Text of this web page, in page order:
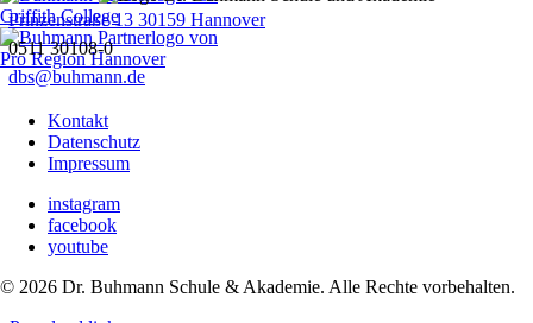
Prinzenstraße 13 30159 Hannover
0511 30108-0
dbs@buhmann.de
Kontakt
Datenschutz
Impressum
instagram
facebook
youtube
© 2026 Dr. Buhmann Schule & Akademie. Alle Rechte vorbehalten.